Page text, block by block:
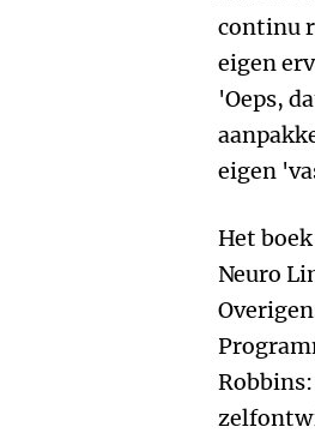
continu
eigen
'Oeps,
eigen
Het
Neuro